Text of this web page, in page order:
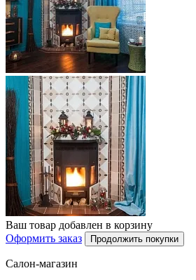
Ваш товар добавлен в корзину
Оформить заказ
Продолжить покупки
Салон-магазин